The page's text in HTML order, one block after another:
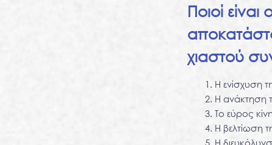
Ποιοί
χιαστού
Η ενίσχυση
Η ανάκτηση
Το εύρος
Η βελτίωση
Η